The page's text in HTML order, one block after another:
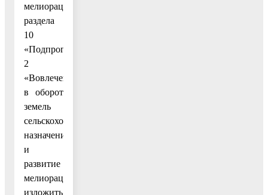
мелиорации»
раздела
10
«Подпрограмма
2
«Вовлечение
в оборот
земель
сельскохозяйственного
назначения
и
развитие
мелиорации»
изложить